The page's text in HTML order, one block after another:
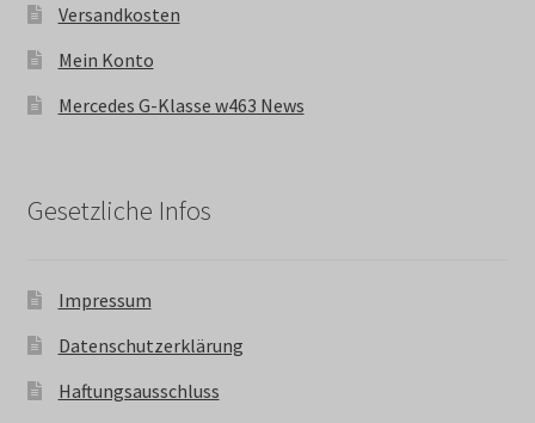
Versandkosten
Mein Konto
Mercedes G-Klasse w463 News
Gesetzliche Infos
Impressum
Datenschutzerklärung
Haftungsausschluss